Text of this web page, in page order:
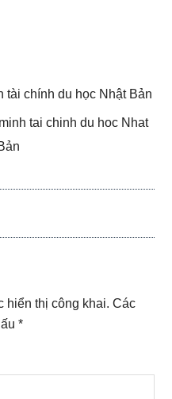
tài chính du học Nhật Bản
tai chinh du hoc Nhat
hiển thị công khai. Các
*